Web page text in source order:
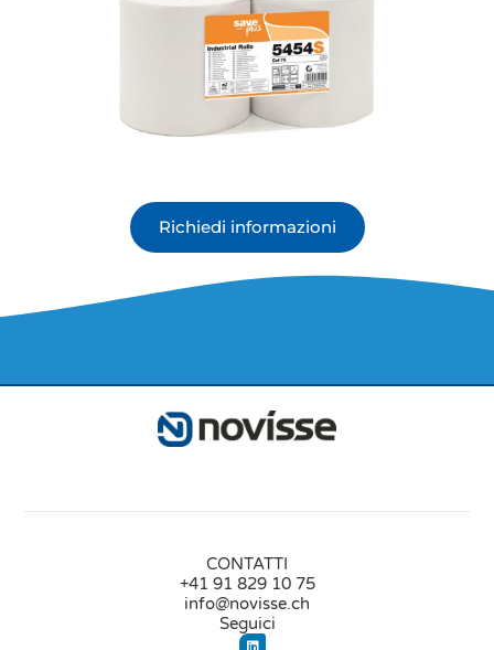
Richiedi informazioni
CONTATTI
+41 91 829 10 75
info@novisse.ch
Seguici